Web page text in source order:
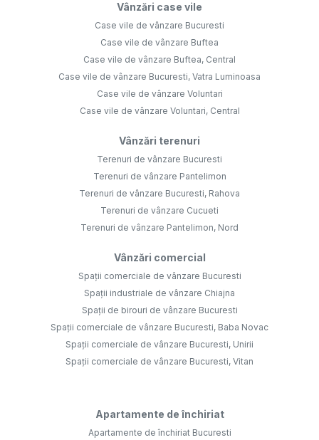
Vânzări case vile
Case vile de vânzare Bucuresti
Case vile de vânzare Buftea
Case vile de vânzare Buftea, Central
Case vile de vânzare Bucuresti, Vatra Luminoasa
Case vile de vânzare Voluntari
Case vile de vânzare Voluntari, Central
Vânzări terenuri
Terenuri de vânzare Bucuresti
Terenuri de vânzare Pantelimon
Terenuri de vânzare Bucuresti, Rahova
Terenuri de vânzare Cucueti
Terenuri de vânzare Pantelimon, Nord
Vânzări comercial
Spații comerciale de vânzare Bucuresti
Spații industriale de vânzare Chiajna
Spații de birouri de vânzare Bucuresti
Spații comerciale de vânzare Bucuresti, Baba Novac
Spații comerciale de vânzare Bucuresti, Unirii
Spații comerciale de vânzare Bucuresti, Vitan
Apartamente de închiriat
Apartamente de închiriat Bucuresti